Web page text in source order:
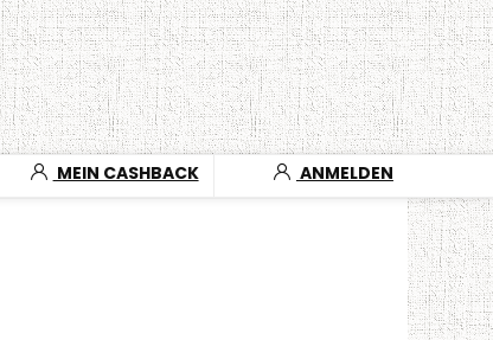
MEIN CASHBACK ANMELDEN